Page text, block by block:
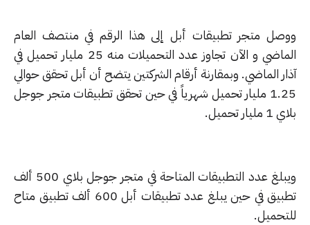
متجر تطبيقات أبل إلى هذا الرقم في منتصف العام
الماضي و الآن تجاوز عدد التحميلات منه 25 مليار تحميل في
الماضي. وبمقارنة أرقام الشركتين يتضح أن أبل تحقق حوالي
1.25 مليار تحميل شهرياً في حين تحقق تطبيقات متجر جوجل
ويبلغ عدد التطبيقات المتاحة في متجر جوجل بلاي 500 ألف
تطبيق في حين يبلغ عدد تطبيقات أبل 600 ألف تطبيق متاح